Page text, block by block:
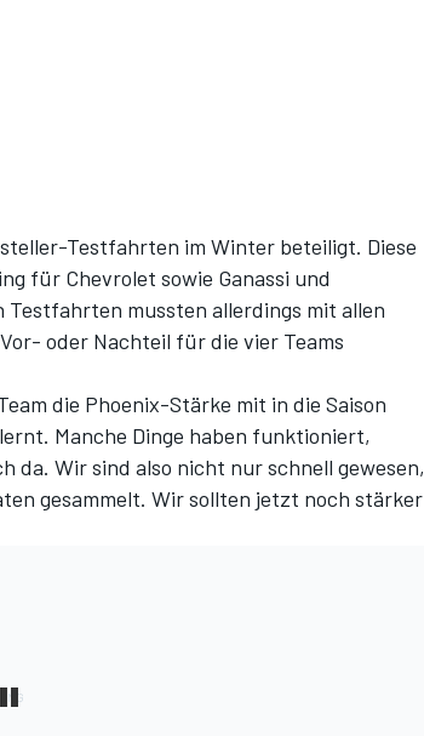
Testfahrten im Winter beteiligt. Diese
für Chevrolet sowie Ganassi und
mussten allerdings mit allen
oder Nachteil für die vier Teams
die Phoenix-Stärke mit in die Saison
Manche Dinge haben funktioniert,
Wir sind also nicht nur schnell gewesen,
gesammelt. Wir sollten jetzt noch stärker